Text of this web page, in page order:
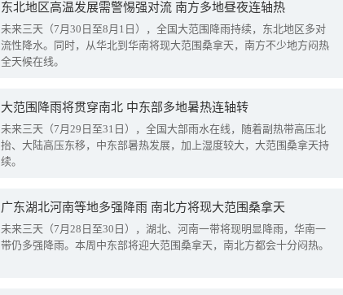
东北地区高温发展需警惕强对流 南方多地昼夜连轴热
未来三天（7月30日至8月1日），全国大范围降雨持续，东北地区多对
流性降水。同时，从华北到华南将现大范围桑拿天，南方不少地方闷热
全天候在线。
大范围降雨将贯穿南北 中东部多地暑热连轴转
未来三天（7月29日至31日），全国大部雨水在线，随着副热带高压北
抬、大陆高压东移，中东部暑热发展，加上湿度较大，大范围桑拿天持
续。
广东湖北河南等地多强降雨 南北方将现大范围桑拿天
未来三天（7月28日至30日），湖北、河南一带将现明显降雨，华南一
带仍多强降雨。本周中东部将迎大范围桑拿天，南北方都会十分闷热。